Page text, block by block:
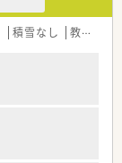
積雪なし 教育制度あり